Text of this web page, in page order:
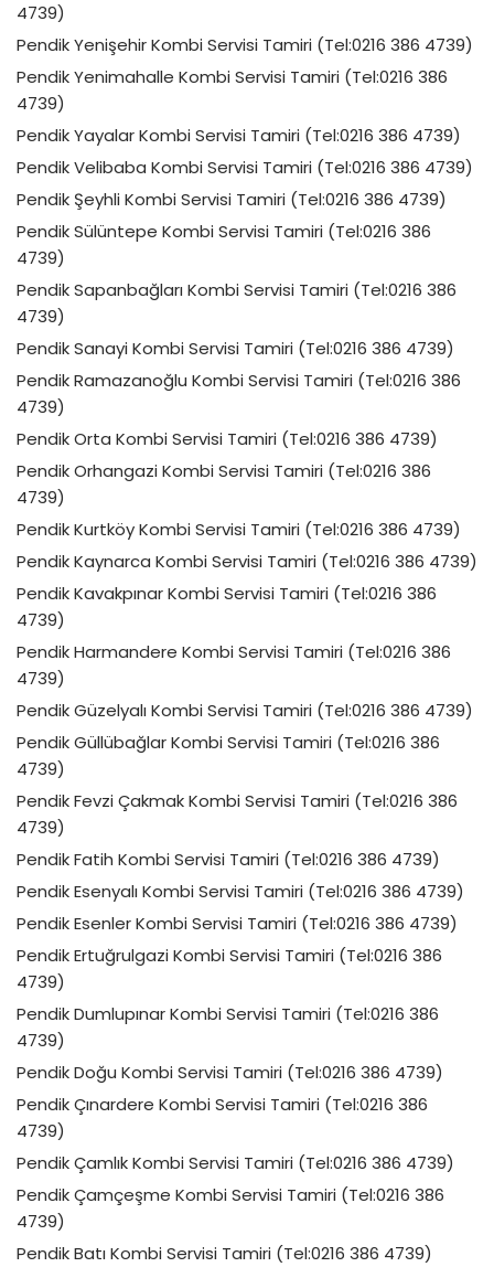
4739)
Pendik Yenişehir Kombi Servisi Tamiri (Tel:0216 386 4739)
Pendik Yenimahalle Kombi Servisi Tamiri (Tel:0216 386
4739)
Pendik Yayalar Kombi Servisi Tamiri (Tel:0216 386 4739)
Pendik Velibaba Kombi Servisi Tamiri (Tel:0216 386 4739)
Pendik Şeyhli Kombi Servisi Tamiri (Tel:0216 386 4739)
Pendik Sülüntepe Kombi Servisi Tamiri (Tel:0216 386
4739)
Pendik Sapanbağları Kombi Servisi Tamiri (Tel:0216 386
4739)
Pendik Sanayi Kombi Servisi Tamiri (Tel:0216 386 4739)
Pendik Ramazanoğlu Kombi Servisi Tamiri (Tel:0216 386
4739)
Pendik Orta Kombi Servisi Tamiri (Tel:0216 386 4739)
Pendik Orhangazi Kombi Servisi Tamiri (Tel:0216 386
4739)
Pendik Kurtköy Kombi Servisi Tamiri (Tel:0216 386 4739)
Pendik Kaynarca Kombi Servisi Tamiri (Tel:0216 386 4739)
Pendik Kavakpınar Kombi Servisi Tamiri (Tel:0216 386
4739)
Pendik Harmandere Kombi Servisi Tamiri (Tel:0216 386
4739)
Pendik Güzelyalı Kombi Servisi Tamiri (Tel:0216 386 4739)
Pendik Güllübağlar Kombi Servisi Tamiri (Tel:0216 386
4739)
Pendik Fevzi Çakmak Kombi Servisi Tamiri (Tel:0216 386
4739)
Pendik Fatih Kombi Servisi Tamiri (Tel:0216 386 4739)
Pendik Esenyalı Kombi Servisi Tamiri (Tel:0216 386 4739)
Pendik Esenler Kombi Servisi Tamiri (Tel:0216 386 4739)
Pendik Ertuğrulgazi Kombi Servisi Tamiri (Tel:0216 386
4739)
Pendik Dumlupınar Kombi Servisi Tamiri (Tel:0216 386
4739)
Pendik Doğu Kombi Servisi Tamiri (Tel:0216 386 4739)
Pendik Çınardere Kombi Servisi Tamiri (Tel:0216 386
4739)
Pendik Çamlık Kombi Servisi Tamiri (Tel:0216 386 4739)
Pendik Çamçeşme Kombi Servisi Tamiri (Tel:0216 386
4739)
Pendik Batı Kombi Servisi Tamiri (Tel:0216 386 4739)